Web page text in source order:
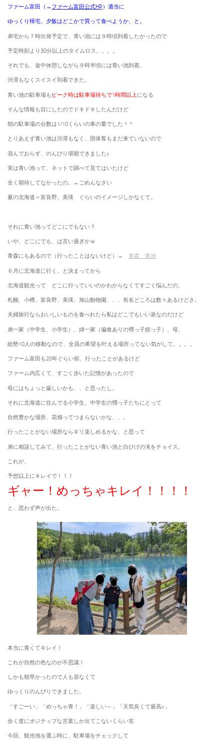
ファーム富田（→ ファーム富田公式HP）適当に
ゆっくり帰宅。夕飯はどこかで買って食べようか、と。
弟宅から７時出発予定で、青い池には９時頃到着したかったので
予定時刻より30分以上のタイムロス。。。。
それでも、途中休憩しながら９時半頃には青い池到着。
渋滞もなくスイスイ到着できた。
青い池の駐車場も ピーク時は駐車場待ちで1時間以上になる
そんな情報も目にしたのでドキドキしたんだけど
朝の駐車場の台数は1/10くらいの車の量でした＾＾
とりあえず青い池は渋滞もなく、団体客もまだ来ていないので
混んでおらず、のんびり堪能できました♪
実は青い池って、ネットで調べて見てはいたけど
全く期待してなかったの。←ごめんなさい
夏の北海道＝富良野、美瑛 ぐらいのイメージしかなくて。
それに青い池ってどこにでもない？
いや、どこにでも、は言い過ぎかｗ
青森にもあるので（行ったことはないけど）→ 青森 青池
６月に北海道に行く、と決まってから
北海道観光って どこに行っていいのかわからなくてすごく悩んだの。
札幌、小樽、富良野、美瑛、旭山動物園、、、有名どころは数々あるけどさ。
夫婦旅行ならおいしいものを食べれたら私はどこでもいい派なのだけど
弟一家（中学生、小学生）、姉一家（偏食ありの甥っ子姪っ子）、母、
総勢10人の移動なので、全員の希望を叶える場所ってない気がして。。。。
ファーム富田も20年ぐらい前、行ったことがあるけど
ファーム内広くて、すごく歩いた記憶があったので
母にはちょっと厳しいかも、、と思ったし。
それに北海道に住んでる小学生、中学生の甥っ子たちにとって
自然豊かな場所、花畑ってつまらないかな、、。
行ったことがない場所ならギリ楽しめるかな、と思って
弟に相談してみて、行ったことがない青い池と白ひげの滝をチョイス。
これが、
予想以上にキレイで！！！
ギャー！めっちゃキレイ！！！！
と、思わず声が出た。
本当に青くてキレイ！
これが自然の色なのが不思議！
しかも朝早かったので人も居なくて
ゆっくりのんびりできました。
「すごーい」「めっちゃ青！」「楽しい～」「天気良くて最高♪」
歩く度にポジティブな言葉しか出てこないくらい笑
今回、観光地を選ぶ時に、駐車場をチェックして